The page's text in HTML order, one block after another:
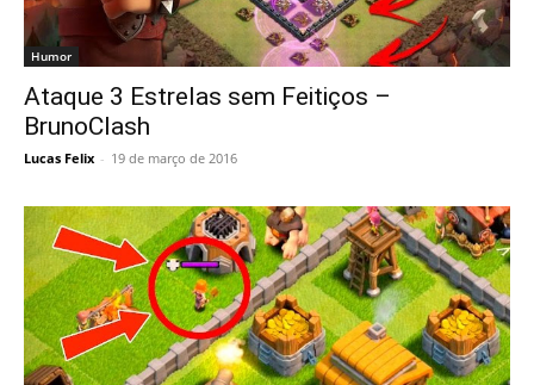
Humor
Ataque 3 Estrelas sem Feitiços –
BrunoClash
Lucas Felix - 19 de março de 2016